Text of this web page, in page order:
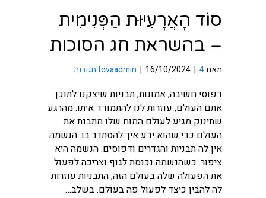
סוֹד הָאֲרָעִיּוּת הַפְּנִימִית
– בהשראת חג הסוכות
מאת tovaadmin | 16/10/2024 | 4 תגובות
דפוסי חשיבה, אמונות, תבניות שיצקנו לתוכן
אתם העולם, עוזרות לנו להתמודד איתו. מהרגע
שתינוק מגיע לעולם המוח שלו מתבנת את
העולם כדי שהוא ידע איך להסתדר בו. הנשמה
אין לה תבניות והגדרים ודפוסים. הנשמה היא
ציפור. כשהנשמה נכנסת לגוף וצריכה לפעול
את הפעולה שלה בעולם הזה, התבניות עוזרות
לה להבין כיצד לפעול פה בעולם. בשלב…